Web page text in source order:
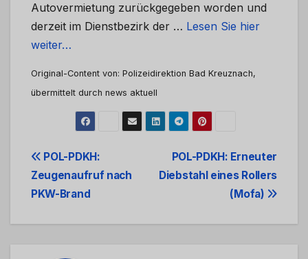
Autovermietung zurückgegeben worden und
derzeit im Dienstbezirk der … Lesen Sie hier
weiter…
Original-Content von: Polizeidirektion Bad Kreuznach,
übermittelt durch news aktuell
Beitrags-
Navigation
POL-PDKH: Erneuter
Diebstahl eines Rollers
(Mofa)
POL-PDKH:
Zeugenaufruf nach
PKW-Brand